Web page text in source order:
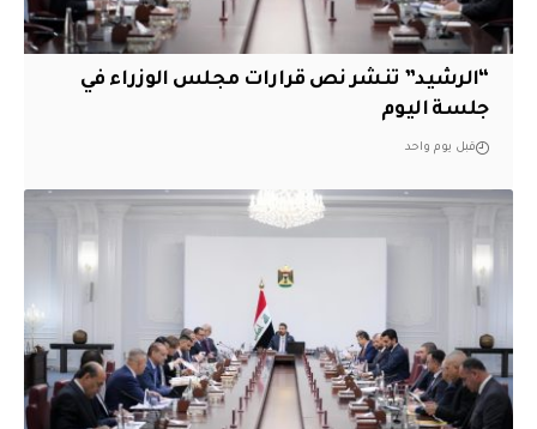
“الرشيد” تنشر نص قرارات مجلس الوزراء في
جلسة اليوم
قبل يوم واحد